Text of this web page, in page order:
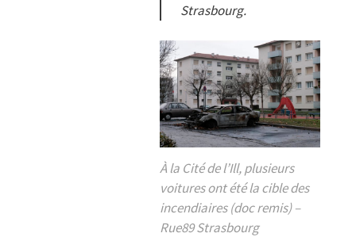
Strasbourg.
À la Cité de l’Ill, plusieurs
voitures ont été la cible des
incendiaires (doc remis) –
Rue89 Strasbourg